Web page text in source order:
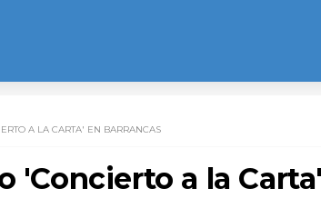
A LA CARTA' EN BARRANCAS
'Concierto a la